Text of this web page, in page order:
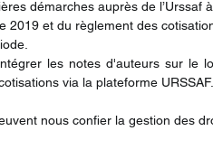
démarches auprès de l’Urssaf
2019 et du règlement des
les notes d'auteurs sur le
via la plateforme URSSAF.
nous confier la gestion des